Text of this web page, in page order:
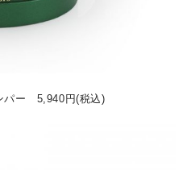
パー 5,940円(税込)